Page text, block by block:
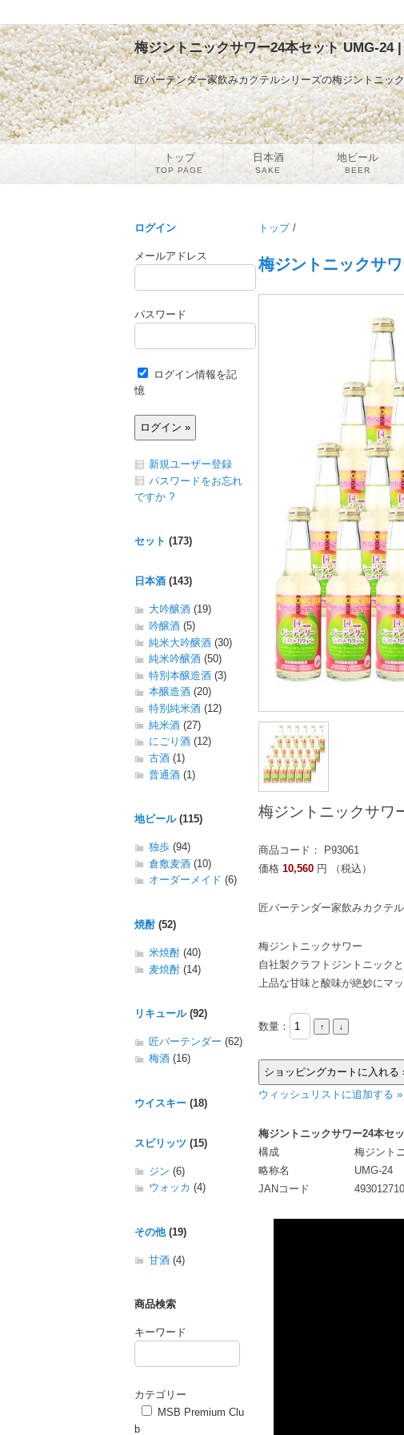
梅ジントニックサワー24本セット UMG-24
匠バーテンダー家飲みカクテルシリーズの梅ジントニッ
トップ/
梅ジントニックサ
梅ジントニックサワ
商品コード： P93061
価格 10,560 円 （税込）
匠バーテンダー家飲みカクテ
梅ジントニックサワー
自社製クラフトジントニック
上品な甘味と酸味が絶妙にマ
数量：
ウィッシュリストに追加する »
梅ジントニックサワー24本セ
構成
梅ジント
略称名
UMG-24
JANコード
ログイン
メールアドレス
パスワード
ログイン情報を記
憶
新規ユーザー登録
パスワードをお忘れ
ですか ?
セット (173)
日本酒 (143)
大吟醸酒 (19)
吟醸酒 (5)
純米大吟醸酒 (30)
純米吟醸酒 (50)
特別本醸造酒 (3)
本醸造酒 (20)
特別純米酒 (12)
純米酒 (27)
にごり酒 (12)
古酒 (1)
普通酒 (1)
地ビール(115)
独歩 (94)
倉敷麦酒 (10)
オーダーメイド (6)
焼酎(52)
米焼酎 (40)
麦焼酎 (14)
リキュール(92)
匠バーテンダー (62)
梅酒 (16)
ウイスキー (18)
スピリッツ (15)
ジン (6)
ウォッカ (4)
その他(19)
甘酒 (4)
商品検索
キーワード
カテゴリー
MSB Premium Clu
b
トップ
TOP PAGE
日本酒
SAKE
地ビール
BEER